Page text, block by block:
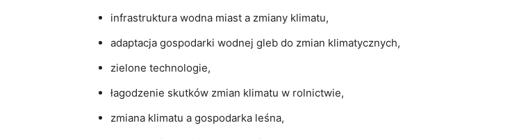
infrastruktura wodna miast a zmiany klimatu,
adaptacja gospodarki wodnej gleb do zmian klimatycznych,
zielone technologie,
łagodzenie skutków zmian klimatu w rolnictwie,
zmiana klimatu a gospodarka leśna,